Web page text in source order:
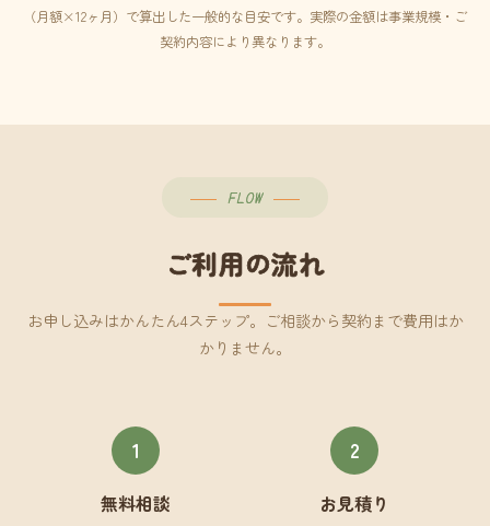
（月額×12ヶ月）で算出した一般的な目安です。実際の金額は事業規模・ご
契約内容により異なります。
FLOW
ご利用の流れ
お申し込みはかんたん4ステップ。ご相談から契約まで費用はか
かりません。
1
無料相談
2
お見積り